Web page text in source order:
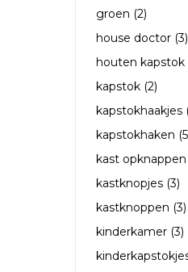
groen (2)
house doctor (3)
houten kapstok
kapstok (2)
kapstokhaakjes
kapstokhaken
kast opknappen
kastknopjes (3)
kastknoppen (3)
kinderkamer (3)